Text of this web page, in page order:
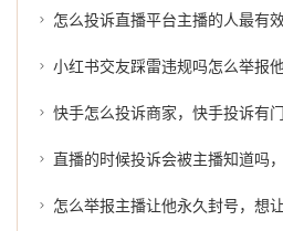
怎么投诉直播平台主播的人最有效，主播言行不
小红书交友踩雷违规吗怎么举报他，小红书交友踩
快手怎么投诉商家，快手投诉有
直播的时候投诉会被主播知道吗，你在直播间点
怎么举报主播让他永久封号，想让主播停播？维